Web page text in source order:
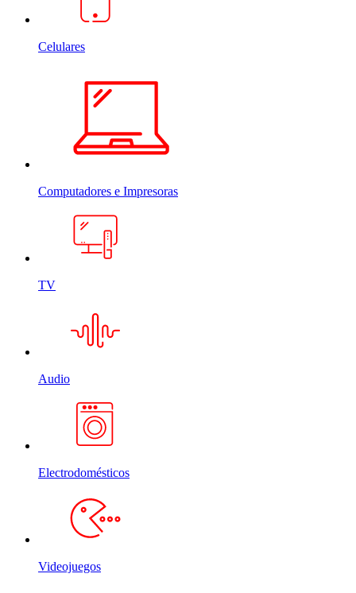
Celulares
Computadores e Impresoras
TV
Audio
Electrodomésticos
Videojuegos